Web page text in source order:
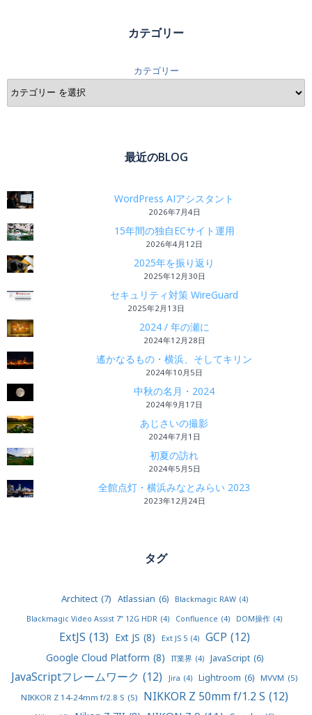
カテゴリー
カテゴリー
最近のBLOG
WordPress AIアシスタント
2026年7月4日
15年間の独自ECサイト運用
2026年4月12日
2025年を振り返り
2025年12月30日
セキュリティ対策 WireGuard
2025年2月13日
2024 / 年の瀬に
2024年12月28日
遙かなるもの・横浜、そしてキリン
2024年10月5日
中秋の名月・2024
2024年9月17日
あじさいの撮影
2024年7月1日
初夏の訪れ
2024年5月5日
全館点灯・横浜みなとみらい 2023
2023年12月24日
タグ
Architect (7) Atlassian (6) Blackmagic RAW (4)
Blackmagic Video Assist 7” 12G HDR (4) Confluence (4) DOM操作 (4)
ExtJS (13) Ext JS (8) Ext JS 5 (4) GCP (12)
Google Cloud Platform (8) IT業界 (4) JavaScript (6)
JavaScriptフレームワーク (12) Jira (4) Lightroom (6) MVVM (5)
NIKKOR Z 14-24mm f/2.8 S (5) NIKKOR Z 50mm f/1.2 S (12)